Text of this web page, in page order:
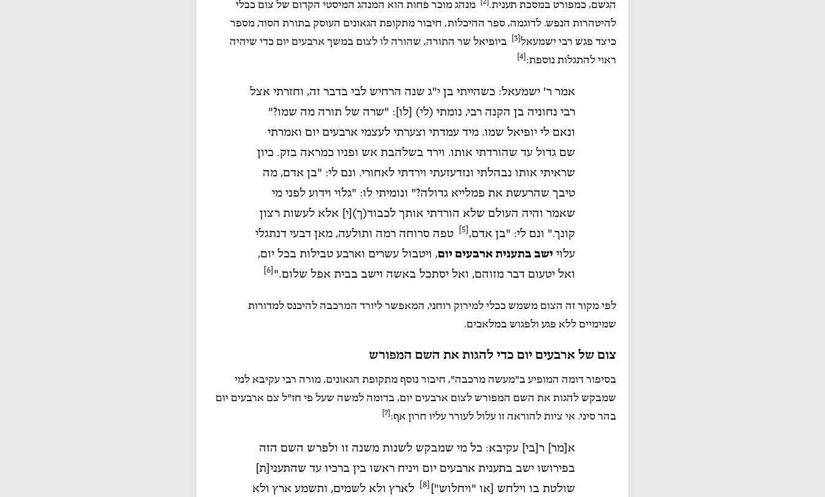
הגשם, כמפורט במסכת תענית.
מנהג מוכר פחות הוא המנהג המיסטי הקדום של צום ככלי
להיטהרות הנפש. לדוגמה, ספר ההיכלות, חיבור מתקופת הגאונים העוסק בתורת הסוד, מספר
כיצד פגש רבי ישמעאל
ביופיאל שר התורה, שהורה לו לצום במשך ארבעים יום כדי שיהיה
ראוי להתגלות נוספת: [4]
אמר ר' ישמעאל: כשהייתי בן י"ג שנה הרחיש לבי בדבר זה, וחזרתי אצל
רבי נחוניה בן הקנה רבי, נומתי (לי) [לו]: "שרה של תורה מה שמו?"
ונאם לי יופיאל שמו. מיד עמדתי וצערתי לעצמי ארבעים יום ואמרתי
שם גדול עד שהורדתי אותו. וירד בשלהבת אש ופניו כמראה בזק. כיון
שראיתי אותו נבהלתי ונזדעזעתי וירדתי לאחורי. ונם לי: "בן אדם, מה
טיבך שהרעשת את פמלייא גדולה?" ונומיתי לו: "גלוי וידוע לפני מי
שאמר והיה העולם שלא הורדתי אותך לכבוד(ך)[י] אלא לעשות רצון
קונך." ונם לי: "בן אדם,
טפה סרוחה רמה ותולעה, מאן דבעי דנתגלי
עלוי ישב בתענית ארבעים יום, ויטבול עשרים וארבע טבילות בכל יום,
ואל יטעום דבר מזוהם, ואל יסתכל באשה וישב בבית אפל שלום."
לפי מקור זה הצום משמש ככלי למירוק רוחני, המאפשר ליורד המרכבה להיכנס למדורות
שמימיים ללא פגע ולפגוש במלאכים.
צום של ארבעים יום כדי להגות את השם המפורש
בסיפור דומה המופיע ב"מעשה מרכבה", חיבור נוסף מתקופת הגאונים, מורה רבי עקיבא למי
שמבקש להגות את השם המפורש לצום ארבעים יום, בדומה למשה שעל פי חז"ל צם ארבעים יום
בהר סיני. אי ציות להוראה זו עלול לעורר עליו חרון אף: [7]
א[מר] ר[בי] עקיבא: כל מי שמבקש לשנות משנה זו ולפרש השם הזה
בפירושו ישב בתענית ארבעים יום ויניח ראשו בין ברכיו עד שהתעני[ת]
שולטת בו וילחש [או "ויחלוש"]
לארץ ולא לשמים, ותשמע ארץ ולא